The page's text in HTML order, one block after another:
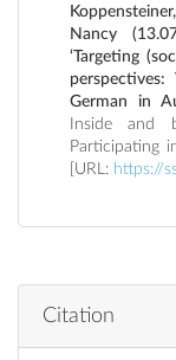
Nancy
‘Targeting
German in
Inside and
Participating
[URL: https://
Citation